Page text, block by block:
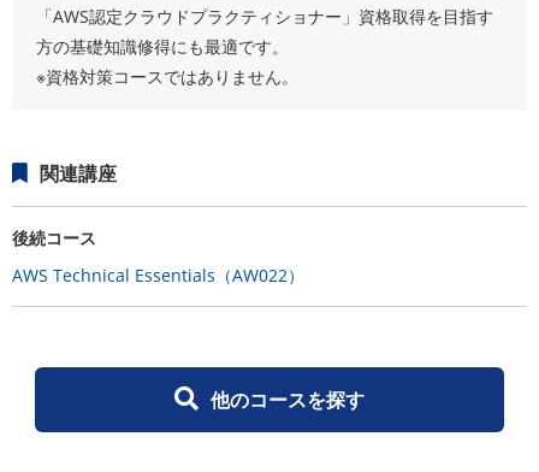
「AWS認定クラウドプラクティショナー」資格取得を目指す
方の基礎知識修得にも最適です。
※資格対策コースではありません。
関連講座
後続コース
AWS Technical Essentials（AW022）
他のコースを探す